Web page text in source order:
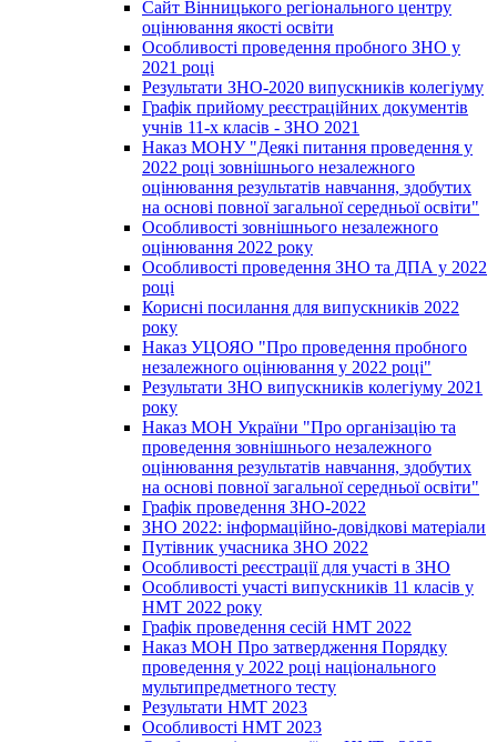
Сайт Вінницького регіонального центру
оцінювання якості освіти
Особливості проведення пробного ЗНО у
2021 році
Результати ЗНО-2020 випускників колегіуму
Графік прийому реєстраційних документів
учнів 11-х класів - ЗНО 2021
Наказ МОНУ "Деякі питання проведення у
2022 році зовнішнього незалежного
оцінювання результатів навчання, здобутих
на основі повної загальної середньої освіти"
Особливості зовнішнього незалежного
оцінювання 2022 року
Особливості проведення ЗНО та ДПА у 2022
році
Корисні посилання для випускників 2022
року
Наказ УЦОЯО "Про проведення пробного
незалежного оцінювання у 2022 році"
Результати ЗНО випускників колегіуму 2021
року
Наказ МОН України "Про організацію та
проведення зовнішнього незалежного
оцінювання результатів навчання, здобутих
на основі повної загальної середньої освіти"
Графік проведення ЗНО-2022
ЗНО 2022: інформаційно-довідкові матеріали
Путівник учасника ЗНО 2022
Особливості реєстрації для участі в ЗНО
Особливості участі випускників 11 класів у
НМТ 2022 року
Графік проведення сесій НМТ 2022
Наказ МОН Про затвердження Порядку
проведення у 2022 році національного
мультипредметного тесту
Результати НМТ 2023
Особливості НМТ 2023